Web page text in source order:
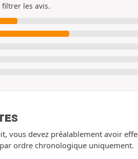
les avis.
vous devez préalablement avoir
ordre chronologique uniquement.